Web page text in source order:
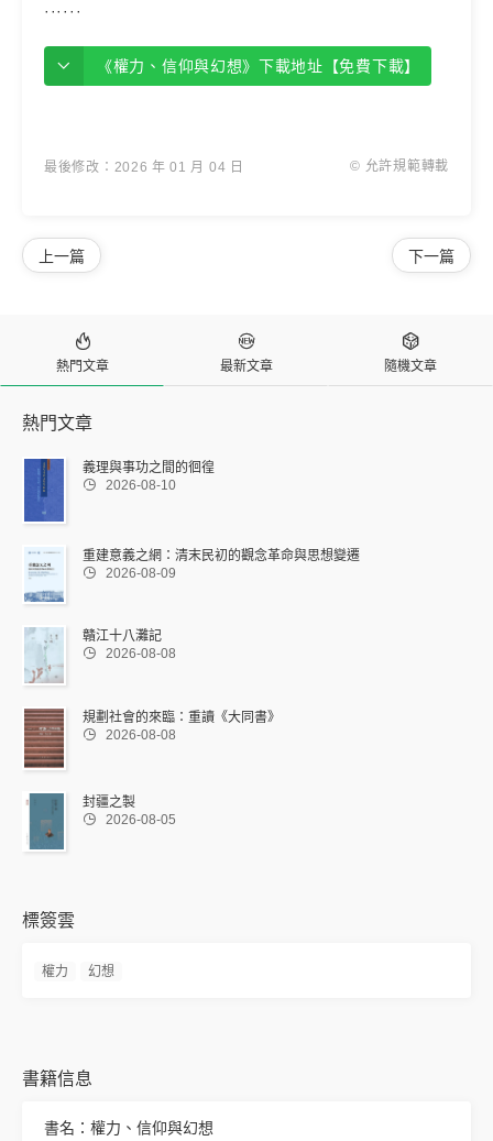
······
《權力、信仰與幻想》下載地址【免費下載】
最後修改：2026 年 01 月 04 日 © 允許規範轉載
下一篇
上一篇

熱門文章

最新文章

隨機文章
熱門文章
義理與事功之間的徊徨
 2026-08-10
重建意義之網：清末民初的觀念革命與思想變遷
 2026-08-09
贛江十八灘記
 2026-08-08
規劃社會的來臨：重讀《大同書》
 2026-08-08
封疆之製
 2026-08-05
標簽雲
權力 幻想
書籍信息
書名：權力、信仰與幻想